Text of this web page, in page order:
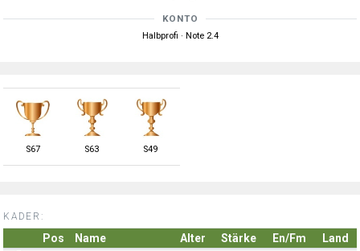
KONTO
Halbprofi · Note 2.4
S67 S63 S49
KADER:
Pos Name Alter Stärke En/Fm
Land